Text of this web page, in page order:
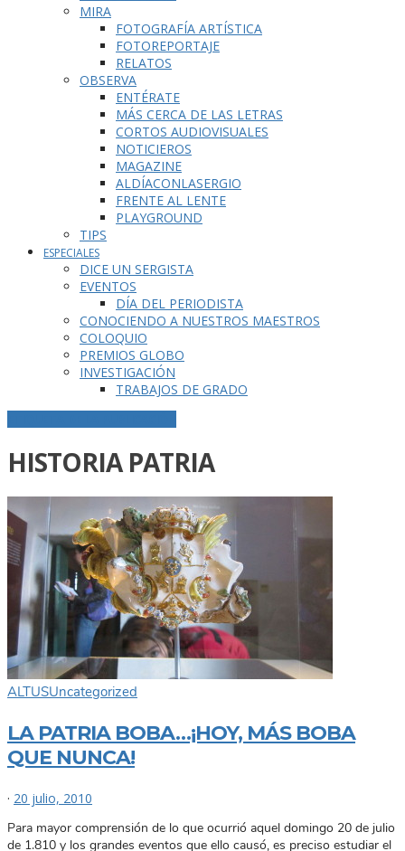
MIRA
FOTOGRAFÍA ARTÍSTICA
FOTOREPORTAJE
RELATOS
OBSERVA
ENTÉRATE
MÁS CERCA DE LAS LETRAS
CORTOS AUDIOVISUALES
NOTICIEROS
MAGAZINE
ALDÍACONLASERGIO
FRENTE AL LENTE
PLAYGROUND
TIPS
ESPECIALES
DICE UN SERGISTA
EVENTOS
DÍA DEL PERIODISTA
CONOCIENDO A NUESTROS MAESTROS
COLOQUIO
PREMIOS GLOBO
INVESTIGACIÓN
TRABAJOS DE GRADO
HISTORIA PATRIA
ALTUSUncategorized
LA PATRIA BOBA…¡HOY, MÁS BOBA
QUE NUNCA!
· 20 julio, 2010
Para mayor comprensión de lo que ocurrió aquel domingo 20 de julio
de 1.810 y los grandes eventos que ello causó, es preciso estudiar el